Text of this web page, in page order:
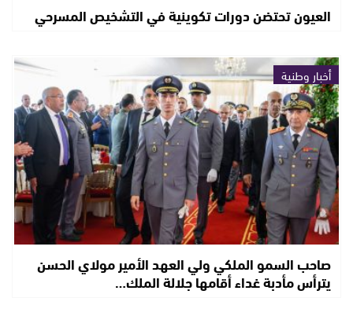
العيون تحتضن دورات تكوينية في التشخيص المسرحي
أخبار وطنية
صاحب السمو الملكي ولي العهد الأمير مولاي الحسن
يترأس مأدبة غداء أقامها جلالة الملك…